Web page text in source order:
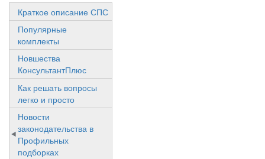
Краткое описание СПС
Популярные
комплекты
Новшества
КонсультантПлюс
Как решать вопросы
легко и просто
Новости
законодательства в
Профильных
подборках